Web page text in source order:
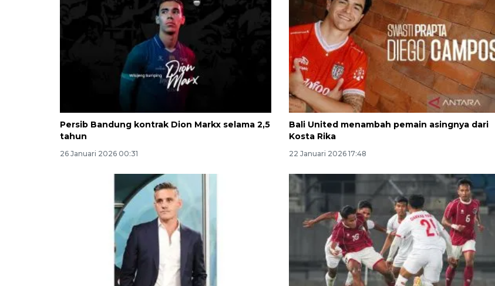
Persib Bandung kontrak Dion Markx selama 2,5
tahun
26 Januari 2026 00:31
Bali United menambah pemain asingnya dari
Kosta Rika
22 Januari 2026 17:48